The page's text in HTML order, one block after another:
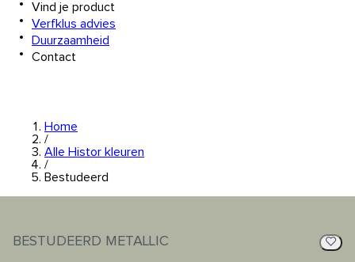
Vind je product
Verfklus advies
Duurzaamheid
Contact
Home
/
Alle Histor kleuren
/
Bestudeerd
BESTUDEERD METALLIC